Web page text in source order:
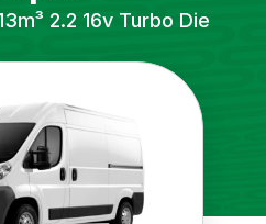
2.2 16v Turbo Die